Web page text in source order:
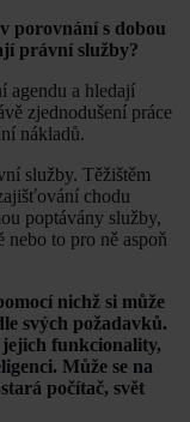
porovnání s dobou
právní služby?
agendu a hledají
zjednodušení práce
nákladů.
služby. Těžištěm
chodu
poptávány služby,
to pro ně aspoň
nichž si může
svých požadavků.
funkcionality,
Může se na
počítač, svět